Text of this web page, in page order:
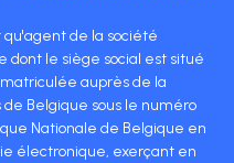
qu'agent de la société
dont le siège social est situé
auprès de la
Belgique sous le numéro
Nationale de Belgique en
électronique, exerçant en